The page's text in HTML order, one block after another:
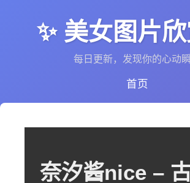
✨ 美女图片
每日更新，发现你的心动
首页
奈汐酱nice –